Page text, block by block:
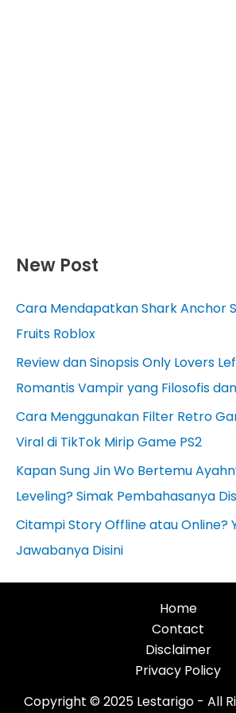
New Post
Cara Mendapatkan Shark Anchor
Fruits Roblox
Review dan Sinopsis Only Lovers
Romantis Vampir yang Filosofis
Cara Menggunakan Filter Retro
Viral di TikTok Mirip Game PS2
Kapan Sung Jin Wo Bertemu
Leveling? Simak Pembahasanya
Citampi Story Offline atau Online?
Jawabanya Disini
Home
Contact
Disclaimer
Privacy Policy
Copyright © 2025 Lestarigo - All